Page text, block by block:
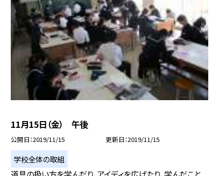
11月15日（金） 午後
公開日 2019/11/15 更新日 2019/11/15
学校全体の取組